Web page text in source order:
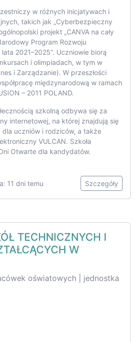
w różnych inicjatywach i
takich jak „Cyberbezpieczny
projekt „CANVA na cały
Program Rozwoju
2021–2025”. Uczniowie biorą
i olimpiadach, w tym w
i Zarządzanie). W przeszłości
międzynarodową w ramach
– 2011 POLAND.
szkolną odbywa się za
internetowej, na której znajdują się
uczniów i rodziców, a także
VULCAN. Szkoła
Otwarte dla kandydatów.
11 dni temu Szczegóły
TECHNICZNYCH I
W
oświatowych | jednostka